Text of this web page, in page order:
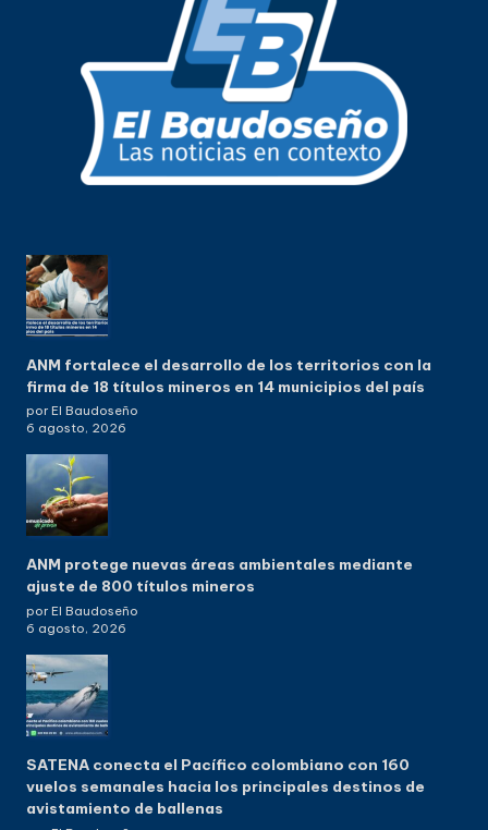
ANM fortalece el desarrollo de los territorios con la
firma de 18 títulos mineros en 14 municipios del país
por El Baudoseño
6 agosto, 2026
ANM protege nuevas áreas ambientales mediante
ajuste de 800 títulos mineros
por El Baudoseño
6 agosto, 2026
SATENA conecta el Pacífico colombiano con 160
vuelos semanales hacia los principales destinos de
avistamiento de ballenas